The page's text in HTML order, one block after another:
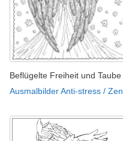
Beflügelte Freiheit und Taube
Ausmalbilder Anti-stress / Zen